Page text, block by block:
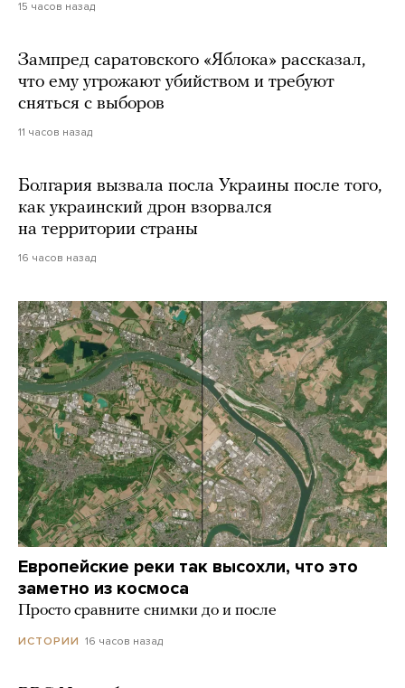
15 часов назад
Зампред саратовского «Яблока» рассказал,
что ему угрожают убийством и требуют
сняться с выборов
11 часов назад
Болгария вызвала посла Украины после того,
как украинский дрон взорвался
на территории страны
16 часов назад
Европейские реки так высохли, что это
заметно из космоса
Просто сравните снимки до и после
ИСТОРИИ 16 часов назад